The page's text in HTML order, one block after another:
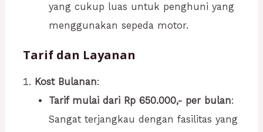
yang cukup luas untuk penghuni yang
menggunakan sepeda motor.
Tarif dan Layanan
Kost Bulanan:
Tarif mulai dari Rp 650.000,- per bulan:
Sangat terjangkau dengan fasilitas yang